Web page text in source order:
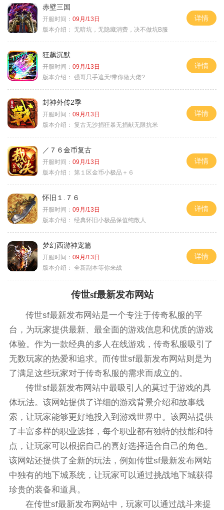
赤壁三国
开服时间： 09月/13日
版本介绍： 无暗坑，无隐藏消费，决不做坑B服
详情
狂飙沉默
开服时间： 09月/13日
版本介绍： 强哥只手遮天!带你做大佬?
详情
封神外传2季
开服时间： 09月/13日
版本介绍： 复古无沙捐狂暴无捐献无限抗米
详情
／７６金币复古
开服时间： 09月/13日
版本介绍： 第１区金币小极品＋６
详情
怀旧１.７６
开服时间： 09月/13日
版本介绍： 经典怀旧小极品保值纯散人
详情
梦幻西游神宠篇
开服时间： 09月/13日
版本介绍： 全新副本等你来战
详情
传世sf最新发布网站
传世sf最新发布网站是一个专注于传奇私服的平
台，为玩家提供最新、最全面的游戏信息和优质的游戏
体验。作为一款经典的多人在线游戏，传奇私服吸引了
无数玩家的热爱和追求。而传世sf最新发布网站则是为
了满足这些玩家对于传奇私服的需求而成立的。
传世sf最新发布网站中最吸引人的莫过于游戏的具
体玩法。该网站提供了详细的游戏背景介绍和故事线
索，让玩家能够更好地投入到游戏世界中。该网站提供
了丰富多样的职业选择，每个职业都有独特的技能和特
点，让玩家可以根据自己的喜好选择适合自己的角色。
该网站还提供了全新的玩法，例如传世sf最新发布网站
中独有的地下城系统，让玩家可以通过挑战地下城获得
珍贵的装备和道具。
在传世sf最新发布网站中，玩家可以通过战斗来提